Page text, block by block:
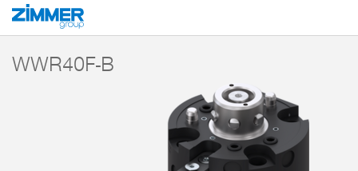
Start Produkte
WWR40F-B